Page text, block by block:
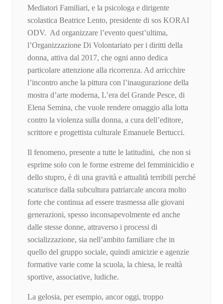
Mediatori Familiari, e la psicologa e dirigente
scolastica Beatrice Lento, presidente di sos KORAI
ODV. Ad organizzare l’evento quest’ultima,
l’Organizzazione Di Volontariato per i diritti della
donna, attiva dal 2017, che ogni anno dedica
particolare attenzione alla ricorrenza. Ad arricchire
l’incontro anche la pittura con l’inaugurazione della
mostra d’arte moderna, L’era del Grande Pesce, di
Elena Semina, che vuole rendere omaggio alla lotta
contro la violenza sulla donna, a cura dell’editore,
scrittore e progettista culturale Emanuele Bertucci.
Il fenomeno, presente a tutte le latitudini, che non si
esprime solo con le forme estreme del femminicidio e
dello stupro, è di una gravità e attualità terribili perché
scaturisce dalla subcultura patriarcale ancora molto
forte che continua ad essere trasmessa alle giovani
generazioni, spesso inconsapevolmente ed anche
dalle stesse donne, attraverso i processi di
socializzazione, sia nell’ambito familiare che in
quello del gruppo sociale, quindi amicizie e agenzie
formative varie come la scuola, la chiesa, le realtà
sportive, associative, ludiche.
La gelosia, per esempio, ancor oggi, troppo